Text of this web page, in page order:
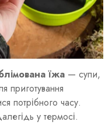
їжа — супи,
приготування
потрібного часу.
у термосі.